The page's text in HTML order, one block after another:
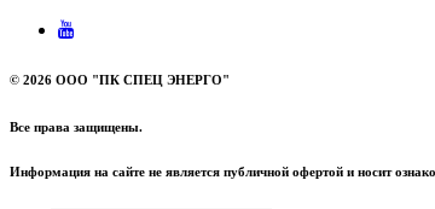
© 2026 ООО "ПК СПЕЦ ЭНЕРГО"
Все права защищены.
Информация на сайте не является публичной офертой и носит